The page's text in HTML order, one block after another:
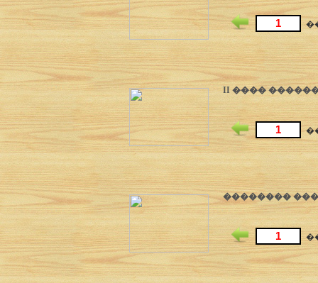
II ����
��������